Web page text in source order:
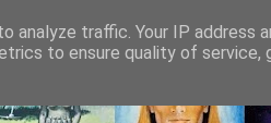
analyze traffic. Your IP address
to ensure quality of service,